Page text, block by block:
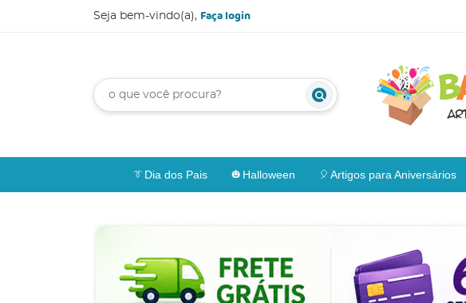
Seja bem-vindo(a), Faça login
Dia dos Pais Halloween Artigos para Aniversários